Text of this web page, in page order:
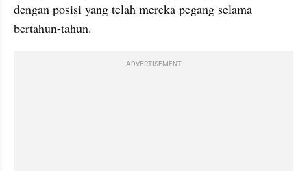
dengan posisi yang telah mereka pegang selama
bertahun-tahun.
ADVERTISEMENT